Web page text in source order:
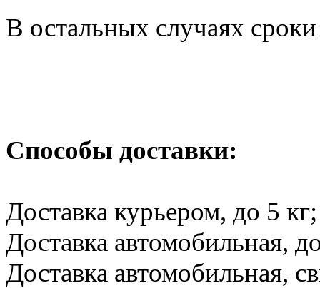
В остальных случаях
Способы доставки:
Доставка курьером, до 5 кг;
Доставка автомобильная,
Доставка автомобильная,